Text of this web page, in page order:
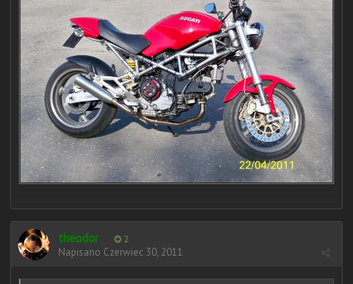
theodor 2
Napisano Czerwiec 30, 2011